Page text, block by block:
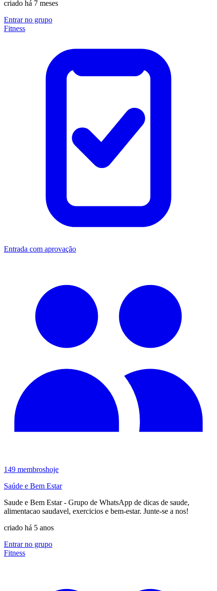
criado há 7 meses
Entrar no grupo
Fitness
Entrada com aprovação
149 membroshoje
Saúde e Bem Estar
Saude e Bem Estar - Grupo de WhatsApp de dicas de saude,
alimentacao saudavel, exercicios e bem-estar. Junte-se a nos!
criado há 5 anos
Entrar no grupo
Fitness